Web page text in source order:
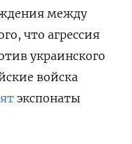
между
что агрессия
украинского
войска
экспонаты